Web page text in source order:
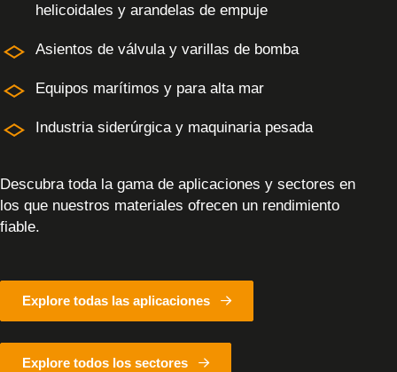
helicoidales y arandelas de empuje
Asientos de válvula y varillas de bomba
Equipos marítimos y para alta mar
Industria siderúrgica y maquinaria pesada
Descubra toda la gama de aplicaciones y sectores en
los que nuestros materiales ofrecen un rendimiento
fiable.
Explore todas las aplicaciones
Explore todos los sectores